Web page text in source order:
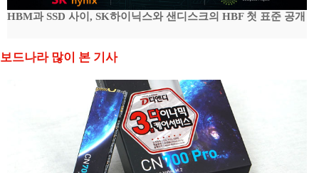
HBM과 SSD 사이, SK하이닉스와 샌디스크의 HBF 첫 표준 공개
보드나라 많이 본 기사